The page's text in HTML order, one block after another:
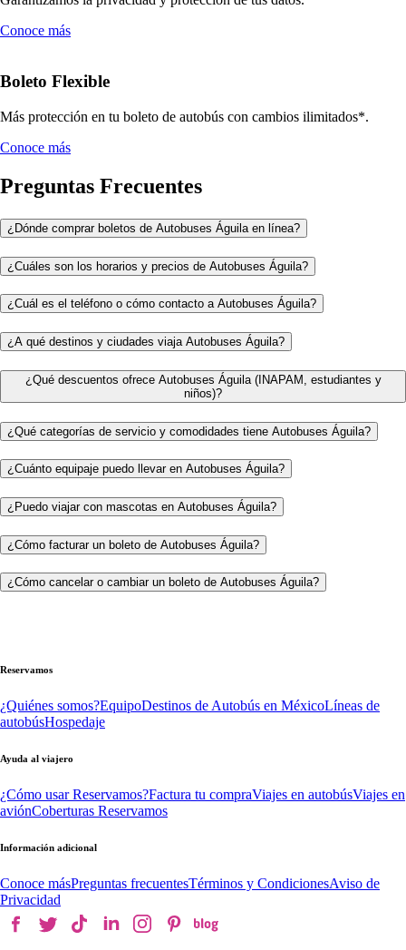
Conoce más
Boleto Flexible
Más protección en tu boleto de autobús con cambios ilimitados*.
Conoce más
Preguntas Frecuentes
¿Dónde comprar boletos de Autobuses Águila en línea?
¿Cuáles son los horarios y precios de Autobuses Águila?
¿Cuál es el teléfono o cómo contacto a Autobuses Águila?
¿A qué destinos y ciudades viaja Autobuses Águila?
¿Qué descuentos ofrece Autobuses Águila (INAPAM, estudiantes y
niños)?
¿Qué categorías de servicio y comodidades tiene Autobuses Águila?
¿Cuánto equipaje puedo llevar en Autobuses Águila?
¿Puedo viajar con mascotas en Autobuses Águila?
¿Cómo facturar un boleto de Autobuses Águila?
¿Cómo cancelar o cambiar un boleto de Autobuses Águila?
Reservamos
¿Quiénes somos?EquipoDestinos de Autobús en MéxicoLíneas de
autobúsHospedaje
Ayuda al viajero
¿Cómo usar Reservamos?Factura tu compraViajes en autobúsViajes en
aviónCoberturas Reservamos
Información adicional
Conoce másPreguntas frecuentesTérminos y CondicionesAviso de
Privacidad